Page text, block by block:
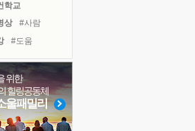
진을 보며
아픈 아버지를 위한 공간 설계
극심한 변비, 어깨결림, 수면 장애
학교
상
#사람
#도움
러스
#독서
이들
#희망
#극복
#리더
위한
힐링공동체
울패밀리